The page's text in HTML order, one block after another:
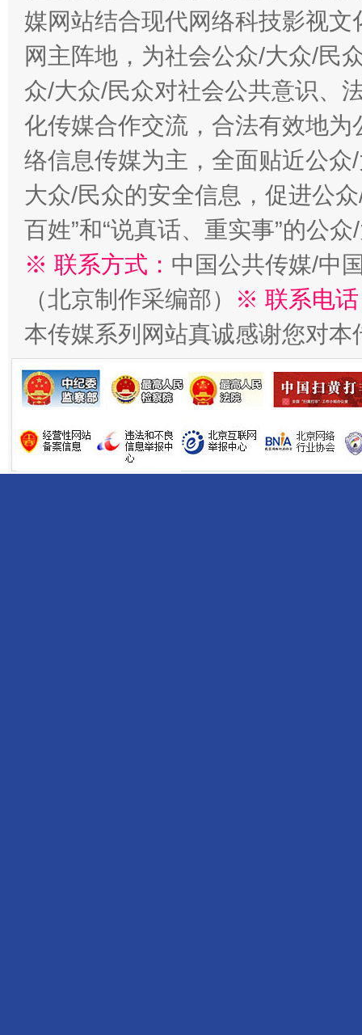
东山县通报“牛蛙产品抗生素超标问题” 法
千年窑火 生生不息 一
揭开“小金库”的免责幌子
媒网站结合现代网络科技影视
网主阵地，为社会公众/大众/民
众/大众/民众对社会公共意识、
化传媒合作交流，合法有效地
络信息传媒为主，全面贴近公
大众/民众的安全信息，促进公
百姓”和“说真话、重实事”的公
※ 联系方式： 中国公共传媒/中
（北京制作采编部）
※ 联系电
本传媒系列网站真诚感谢您对